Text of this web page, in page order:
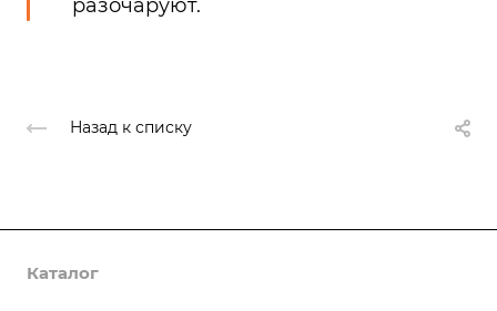
разочаруют.
Назад к списку
Каталог